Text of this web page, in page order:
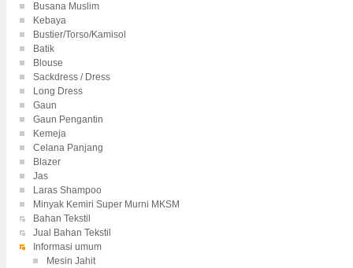
Busana Muslim
Kebaya
Bustier/Torso/Kamisol
Batik
Blouse
Sackdress / Dress
Long Dress
Gaun
Gaun Pengantin
Kemeja
Celana Panjang
Blazer
Jas
Laras Shampoo
Minyak Kemiri Super Murni MKSM
Bahan Tekstil
Jual Bahan Tekstil
Informasi umum
Mesin Jahit